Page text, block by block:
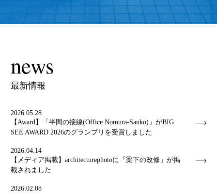
news
最新情報
2026.05.28
【Award】「半間の接線(Office Nomura-Sanko)」がBIG
SEE AWARD 2026のグランプリを受賞しました
2026.04.14
【メディア掲載】architecturephotoに「梁下の改修」が掲
載されました
2026.02.08